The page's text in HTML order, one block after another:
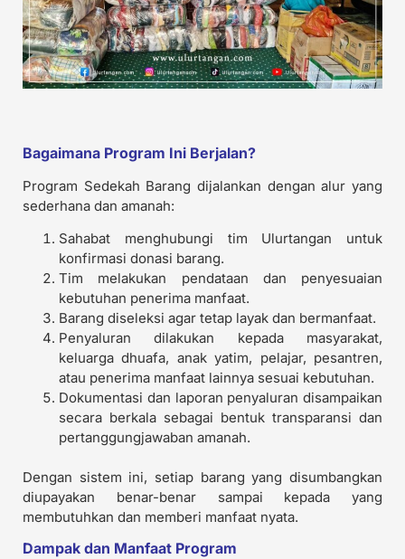
Bagaimana Program Ini Berjalan?
Program Sedekah Barang dijalankan dengan alur yang
sederhana dan amanah:
Sahabat menghubungi tim Ulurtangan untuk
konfirmasi donasi barang.
Tim melakukan pendataan dan penyesuaian
kebutuhan penerima manfaat.
Barang diseleksi agar tetap layak dan bermanfaat.
Penyaluran dilakukan kepada masyarakat,
keluarga dhuafa, anak yatim, pelajar, pesantren,
atau penerima manfaat lainnya sesuai kebutuhan.
Dokumentasi dan laporan penyaluran disampaikan
secara berkala sebagai bentuk transparansi dan
pertanggungjawaban amanah.
Dengan sistem ini, setiap barang yang disumbangkan
diupayakan benar-benar sampai kepada yang
membutuhkan dan memberi manfaat nyata.
Dampak dan Manfaat Program